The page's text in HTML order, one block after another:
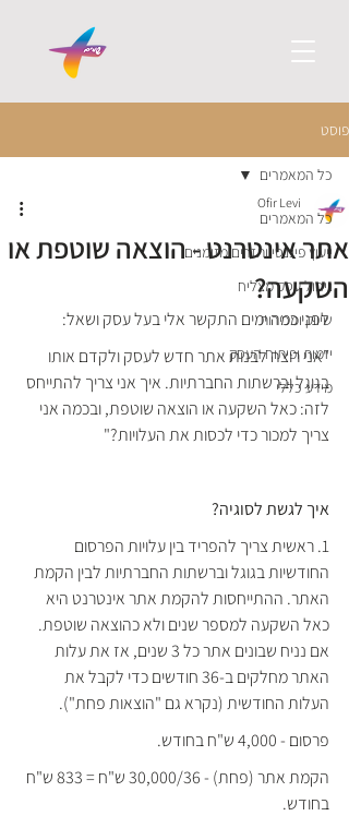
פוסט
כל המאמרים
ייעוץ פיננסי ותזרים מזומנים
ניהול עסק מצליח
שיווק ומכירות
יזמות ופיתוח העסק
מידע כללי
כל המאמרים
אתר אינטרנט - הוצאה שוטפת או
השקעה?
Ofir Levi
לפני כמה ימים התקשר אלי בעל עסק ושאל:
"אני רוצה לבנות אתר חדש לעסק ולקדם אותו
בגוגל וברשתות החברתיות. איך אני צריך להתייחס
לזה: כאל השקעה או הוצאה שוטפת, ובכמה אני
צריך למכור כדי לכסות את העלויות?"
איך לגשת לסוגיה?
1. ראשית צריך להפריד בין עלויות הפרסום
החודשיות בגוגל וברשתות החברתיות לבין הקמת
האתר. ההתייחסות להקמת אתר אינטרנט היא
כאל השקעה למספר שנים ולא כהוצאה שוטפת.
אם נניח שבונים אתר כל 3 שנים, אז את עלות
האתר מחלקים ב-36 חודשים כדי לקבל את
העלות החודשית (נקרא גם "הוצאות פחת").
פרסום - 4,000 ש"ח בחודש.
הקמת אתר (פחת) - 30,000/36 ש"ח = 833 ש"ח
בחודש.